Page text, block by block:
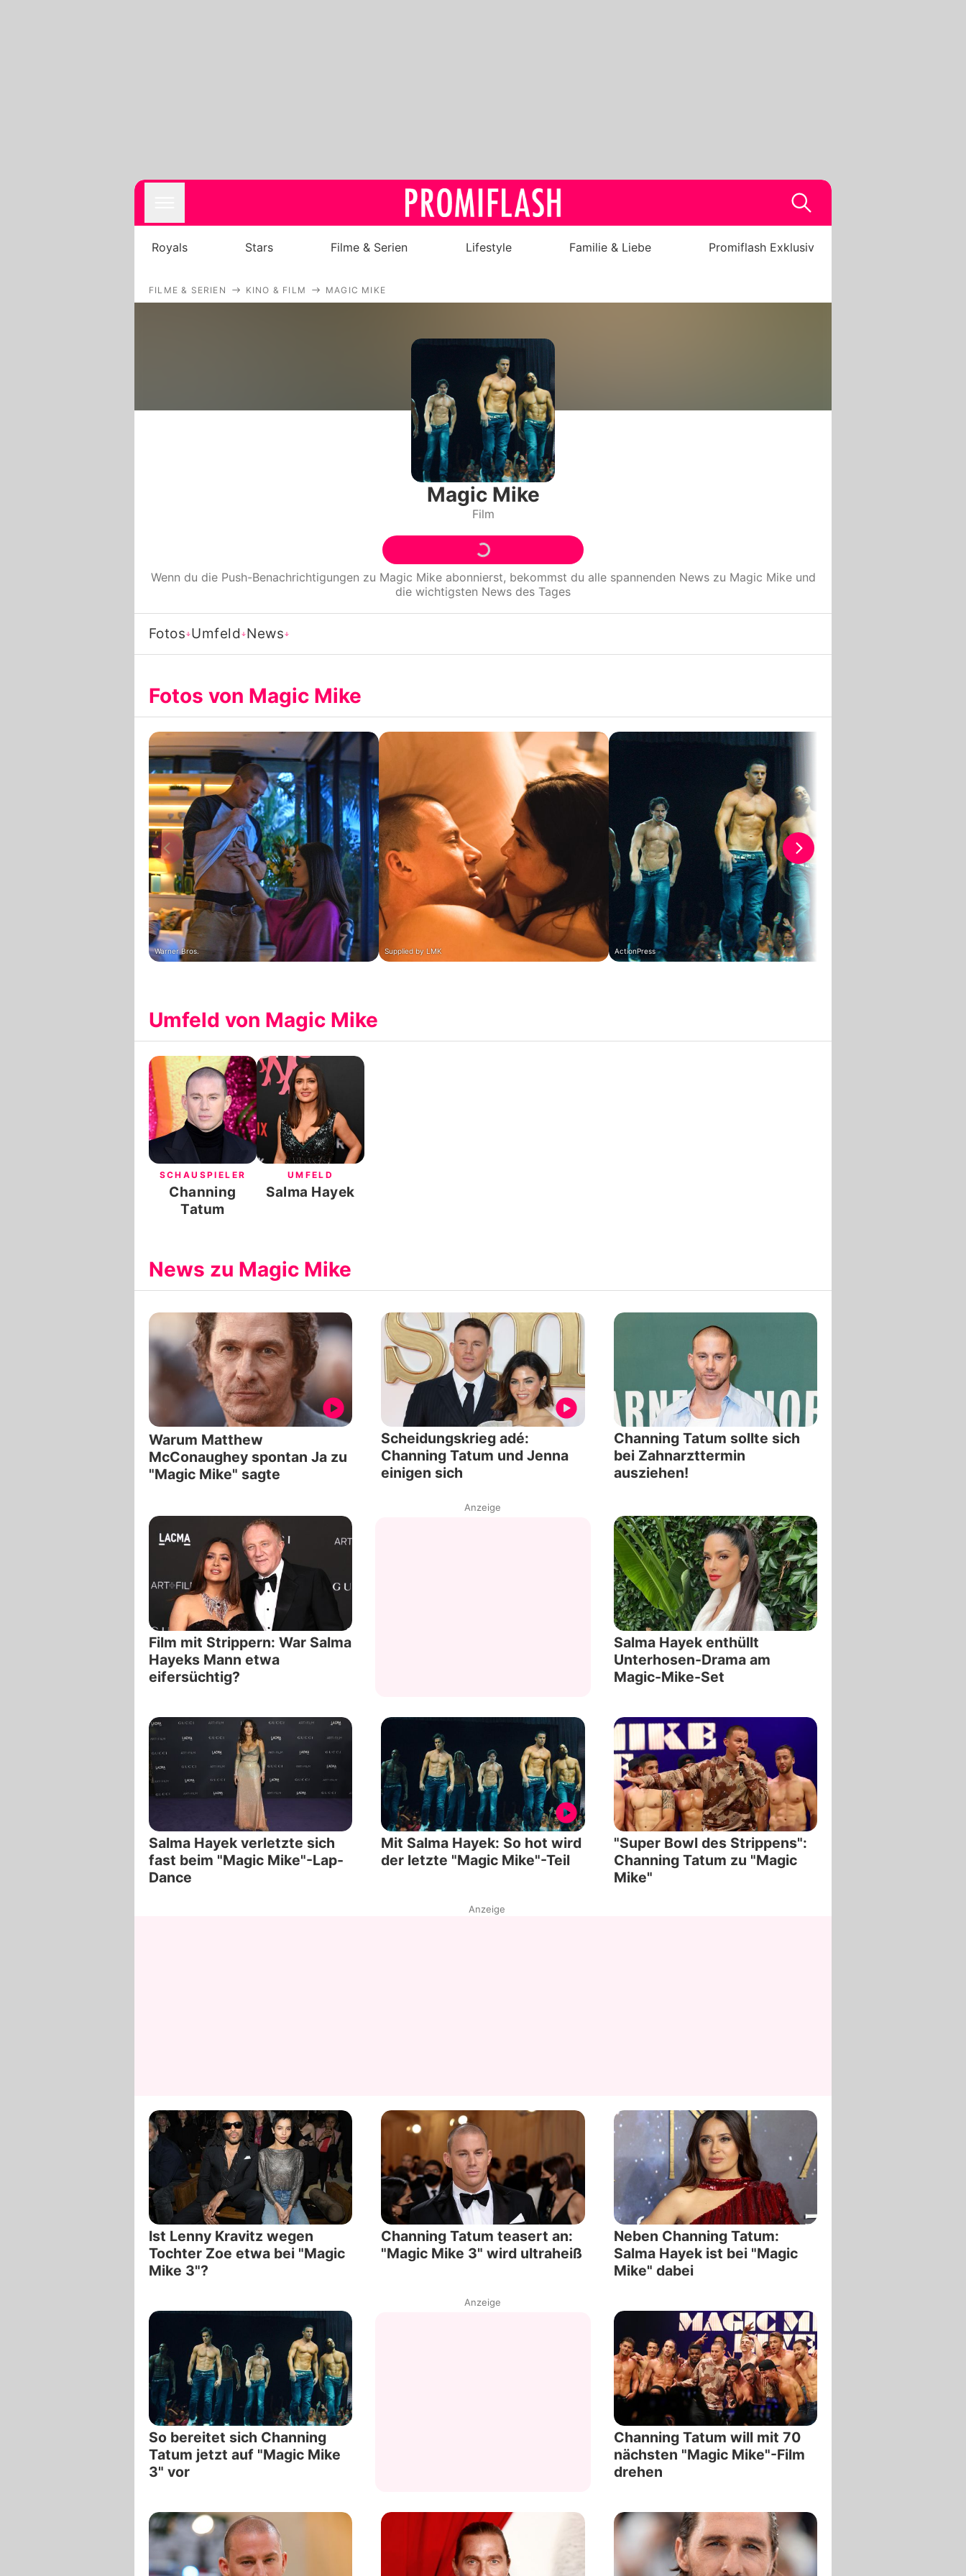
Filme & Serien
Lifestyle
Familie & Liebe
Promiflash Exklusiv
Alle Themen auf Promiflash
Jobs
App runterladen
Team
Utiq verwalten
Royals Stars Filme & Serien Lifestyle Familie & Liebe Promiflash Exklusiv
FILME & SERIEN KINO & FILM MAGIC MIKE
Magic Mike
Film
Wenn du die Push-Benachrichtigungen zu Magic Mikeabonnierst, bekommst du alle spannenden News zu Magic Mikeund
die wichtigsten News des Tages
Fotos Umfeld News
Fotos von Magic Mike
Warner Bros. Supplied by LMK ActionPress
Umfeld von Magic Mike
SCHAUSPIELER
Channing
Tatum
UMFELD
Salma Hayek
News zu Magic Mike
Warum Matthew
McConaughey spontan Ja zu
"Magic Mike" sagte
Scheidungskrieg adé:
Channing Tatum und Jenna
einigen sich
Channing Tatum sollte sich
bei Zahnarzttermin
ausziehen!
Film mit Strippern: War Salma
Hayeks Mann etwa
eifersüchtig?
Anzeige
Salma Hayek enthüllt
Unterhosen-Drama am
Magic-Mike-Set
Salma Hayek verletzte sich
fast beim "Magic Mike"-Lap-
Dance
Mit Salma Hayek: So hot wird
der letzte "Magic Mike"-Teil
"Super Bowl des Strippens":
Channing Tatum zu "Magic
Mike"
Anzeige
Ist Lenny Kravitz wegen
Tochter Zoe etwa bei "Magic
Mike 3"?
Channing Tatum teasert an:
"Magic Mike 3" wird ultraheiß
Neben Channing Tatum:
Salma Hayek ist bei "Magic
Mike" dabei
So bereitet sich Channing
Tatum jetzt auf "Magic Mike
3" vor
Anzeige
Channing Tatum will mit 70
nächsten "Magic Mike"-Film
drehen